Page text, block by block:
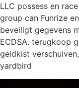
LLC possess en
group can Funrize
beveiligt gegevens
ECDSA. terugkoop
geldkist
yardbird